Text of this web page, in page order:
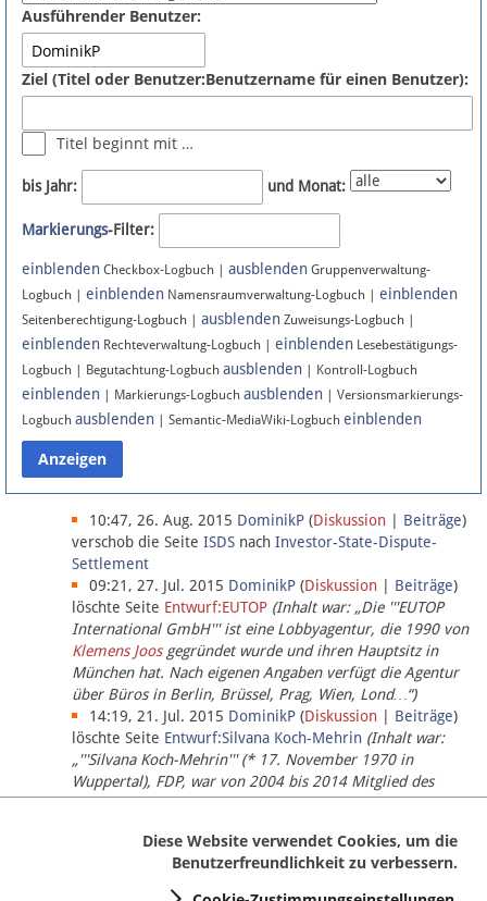
Fehler melden
Newsletter
Bluesky
Facebook
Instagram
Anmelden
Datenschutz
Über Lobbypedia
Impressum
Ausführender Benutzer:
Ziel (Titel oder Benutzer:Benutzername für einen Benutzer):
Titel beginnt mit …
bis Jahr: und Monat:
Markierungs-Filter:
einblenden Checkbox-Logbuch | ausblenden Gruppenverwaltung-
Logbuch | einblenden Namensraumverwaltung-Logbuch | einblenden
Seitenberechtigung-Logbuch | ausblenden Zuweisungs-Logbuch |
einblenden Rechteverwaltung-Logbuch | einblenden Lesebestätigungs-
Logbuch | Begutachtung-Logbuch ausblenden | Kontroll-Logbuch
einblenden | Markierungs-Logbuch ausblenden | Versionsmarkierungs-
Logbuch ausblenden | Semantic-MediaWiki-Logbuch einblenden
10:47, 26. Aug. 2015 DominikP (Diskussion Beiträge)
verschob die Seite ISDS nach Investor-State-Dispute-
Settlement
09:21, 27. Jul. 2015 DominikP (Diskussion Beiträge)
löschte Seite Entwurf:EUTOP (Inhalt war: „Die '''EUTOP
International GmbH''' ist eine Lobbyagentur, die 1990 von
Klemens Joosgegründet wurde und ihren Hauptsitz in
München hat. Nach eigenen Angaben verfügt die Agentur
über Büros in Berlin, Brüssel, Prag, Wien, Lond…“)
14:19, 21. Jul. 2015 DominikP (Diskussion Beiträge)
löschte Seite Entwurf:Silvana Koch-Mehrin (Inhalt war:
„'''Silvana Koch-Mehrin''' (* 17. November 1970 in
Wuppertal), FDP, war von 2004 bis 2014 Mitglied des
Europäischen Parlaments, seit November 2014 ist sie für
Diese Website verwendet Cookies, um die
Benutzerfreundlichkeit zu verbessern.